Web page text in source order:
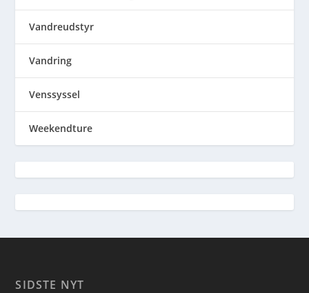
Vandreudstyr
Vandring
Venssyssel
Weekendture
SIDSTE NYT